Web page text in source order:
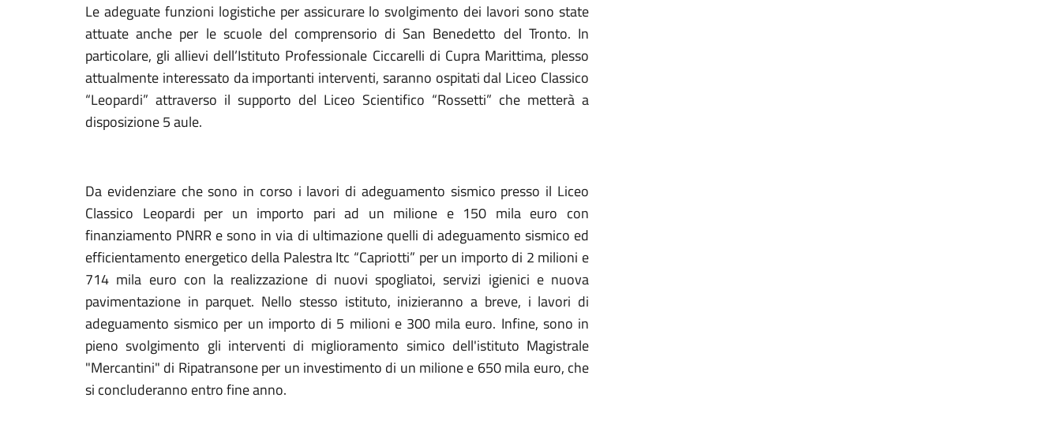
Le adeguate funzioni logistiche per assicurare lo svolgimento dei lavori sono state
attuate anche per le scuole del comprensorio di San Benedetto del Tronto. In
particolare, gli allievi dell’Istituto Professionale Ciccarelli di Cupra Marittima, plesso
attualmente interessato da importanti interventi, saranno ospitati dal Liceo Classico
“Leopardi” attraverso il supporto del Liceo Scientifico “Rossetti” che metterà a
disposizione 5 aule.
Da evidenziare che sono in corso i lavori di adeguamento sismico presso il Liceo
Classico Leopardi per un importo pari ad un milione e 150 mila euro con
finanziamento PNRR e sono in via di ultimazione quelli di adeguamento sismico ed
efficientamento energetico della Palestra Itc “Capriotti” per un importo di 2 milioni e
714 mila euro con la realizzazione di nuovi spogliatoi, servizi igienici e nuova
pavimentazione in parquet. Nello stesso istituto, inizieranno a breve, i lavori di
adeguamento sismico per un importo di 5 milioni e 300 mila euro. Infine, sono in
pieno svolgimento gli interventi di miglioramento simico dell'istituto Magistrale
"Mercantini" di Ripatransone per un investimento di un milione e 650 mila euro, che
si concluderanno entro fine anno.